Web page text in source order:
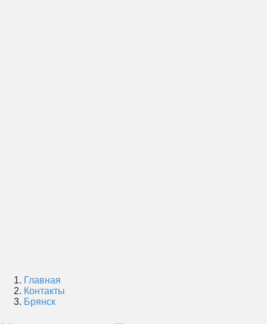
Главная
Контакты
Брянск